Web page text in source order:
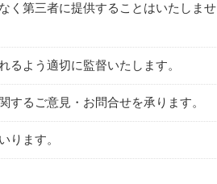
く第三者に提供することはいたしませ
よう適切に監督いたします。
るご意見・お問合せを承ります。
ります。